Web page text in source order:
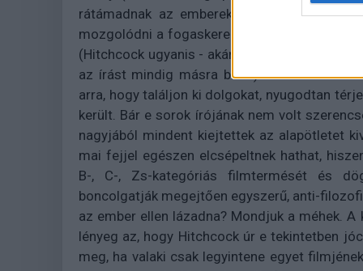
rátámadnak az emberekre. Hitchcock
mozgolódni a fogaskerekek, aminek
(Hitchcock ugyanis - akárcsak Spielberg -
az írást mindig másra bízta). Hunternek a
arra, hogy találjon ki dolgokat, nyugodtan
került. Bár e sorok írójának nem volt
nagyjából mindent kiejtettek az alapötletet
mai fejjel egészen elcsépeltnek hathat,
B-, C-, Zs-kategóriás filmtermését és
boncolgatják megejtően egyszerű, anti-
az ember ellen lázadna? Mondjuk a méhek.
lényeg az, hogy Hitchcock úr e tekintetben
meg, ha valaki csak legyintene egyet